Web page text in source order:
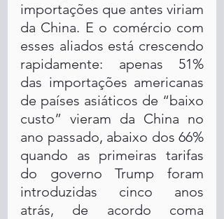
importações que antes viriam
da China. E o comércio com
esses aliados está crescendo
rapidamente: apenas 51%
das importações americanas
de países asiáticos de “baixo
custo” vieram da China no
ano passado, abaixo dos 66%
quando as primeiras tarifas
do governo Trump foram
introduzidas cinco anos
atrás, de acordo coma